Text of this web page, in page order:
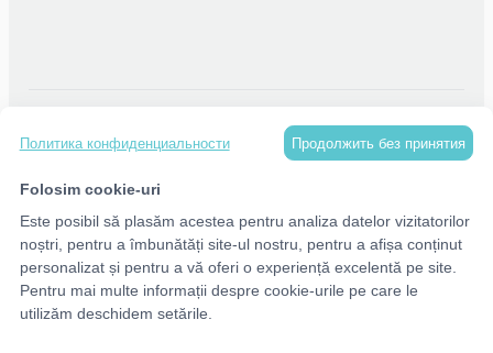
МЕНЮ
КОНТАКТЫ
Политика конфиденциальности Продолжить без принятия
Folosim cookie-uri
Este posibil să plasăm acestea pentru analiza datelor vizitatorilor
noștri, pentru a îmbunătăți site-ul nostru, pentru a afișa conținut
personalizat și pentru a vă oferi o experiență excelentă pe site.
Pentru mai multe informații despre cookie-urile pe care le
utilizăm deschidem setările.